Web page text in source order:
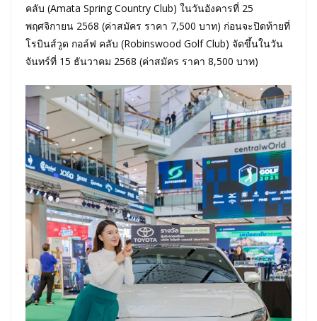
คลับ (Amata Spring Country Club) ในวันอังคารที่ 25
พฤศจิกายน 2568 (ค่าสมัคร ราคา 7,500 บาท) ก่อนจะปิดท้ายที่
โรบินส์วูด กอล์ฟ คลับ (Robinswood Golf Club) จัดขึ้นในวัน
จันทร์ที่ 15 ธันวาคม 2568 (ค่าสมัคร ราคา 8,500 บาท)